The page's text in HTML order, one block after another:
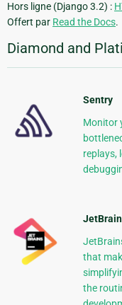
Hors ligne (Django 3.2) :
Offert par Read the Docs.
Diamond and
Sentry
Monitor
replays,
that
the